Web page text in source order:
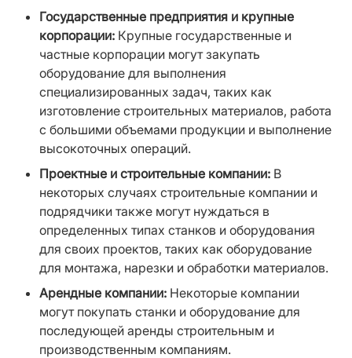
Государственные предприятия и крупные
корпорации: Крупные государственные и
частные корпорации могут закупать
оборудование для выполнения
специализированных задач, таких как
изготовление строительных материалов, работа
с большими объемами продукции и выполнение
высокоточных операций.
Проектные и строительные компании: В
некоторых случаях строительные компании и
подрядчики также могут нуждаться в
определенных типах станков и оборудования
для своих проектов, таких как оборудование
для монтажа, нарезки и обработки материалов.
Арендные компании: Некоторые компании
могут покупать станки и оборудование для
последующей аренды строительным и
производственным компаниям.